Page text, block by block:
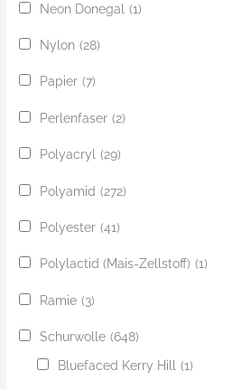
Neon Donegal (1)
Nylon (28)
Papier (7)
Perlenfaser (2)
Polyacryl (29)
Polyamid (272)
Polyester (41)
Polylactid (Mais-Zellstoff) (1)
Ramie (3)
Schurwolle (648)
Bluefaced Kerry Hill (1)